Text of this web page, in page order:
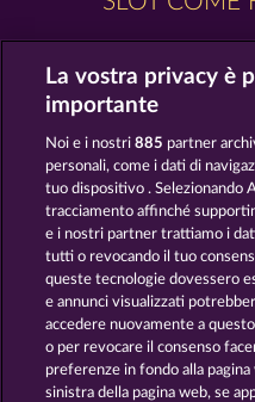
SNEGUROCHKA
Termini
Informativa sulla
Società
La vostra privacy è
importante
Noi e i nostri885 partner
personali, come i dati di
tuo dispositivo . Selezionando
tracciamento affinché
e i nostri partner trattiamo i
tutti o revocando il tuo
queste tecnologie dovessero
e annunci visualizzati
accedere nuovamente a
o per revocare il consenso
preferenze in fondo alla
sinistra della pagina web, se